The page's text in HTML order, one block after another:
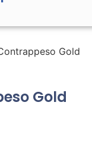
Gold
Gold